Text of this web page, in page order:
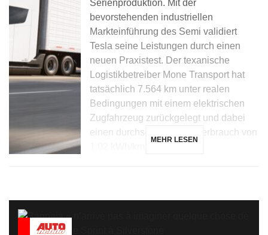
Serienproduktion. Mit der
bevorstehenden industriellen
Markteinführung des Semi validiert
Tesla seine Leistungen durch einen
neuen Praxistest. Der texanische
Logistikbetreiber Mone Transport hat
tatsächlich 7.564 km unter realen
Bedingungen mit einem elektrischen
Zugfahrzeug zurückgelegt und dabei
einen durchschnittlichen Verbrauch von
MEHR LESEN